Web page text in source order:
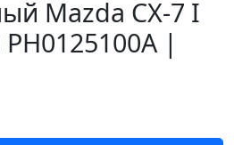
Mazda CX-7 I
|